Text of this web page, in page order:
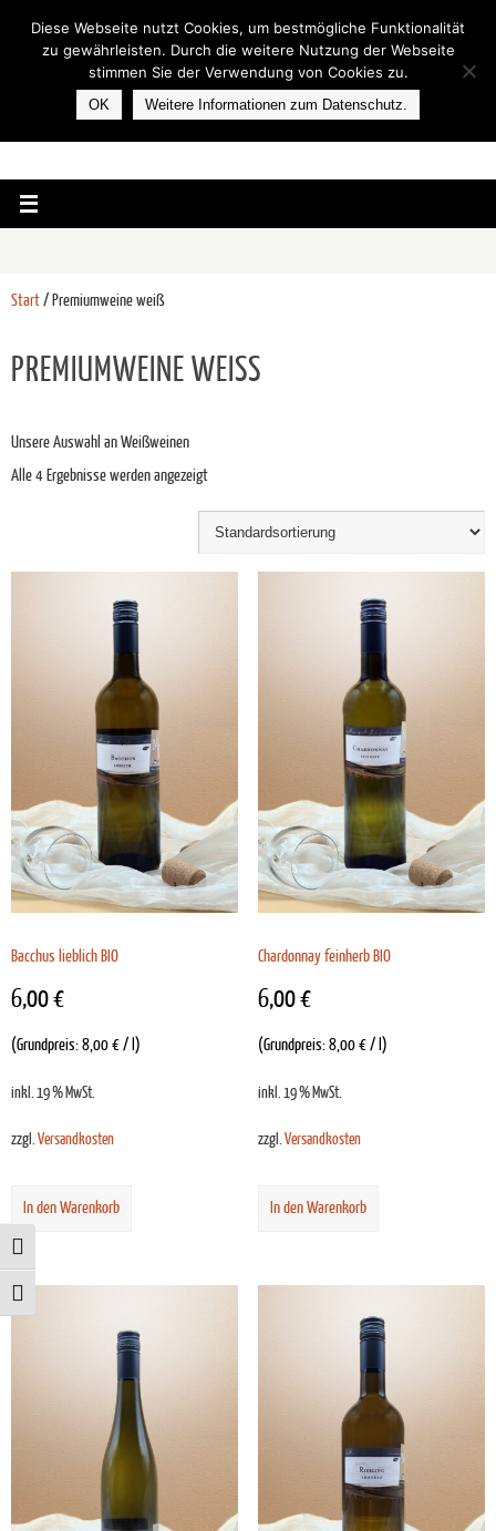
Toggle High Contrast
Toggle Font size
Start/ Premiumweine weiß
PREMIUMWEINE WEISS
Unsere Auswahl an Weißweinen
Alle 4 Ergebnisse werden angezeigt
Bacchus lieblich BIO
6,00€
(Grundpreis:8,00€/ )
inkl. 19 % MwSt.
zzgl. Versandkosten
In den Warenkorb
Chardonnay feinherb BIO
6,00€
(Grundpreis:8,00€/ )
inkl. 19 % MwSt.
zzgl. Versandkosten
In den Warenkorb
Diese Webseite nutzt Cookies, um bestmögliche Funktionalität
zu gewährleisten. Durch die weitere Nutzung der Webseite
stimmen Sie der Verwendung von Cookies zu.
OK Weitere Informationen zum Datenschutz.